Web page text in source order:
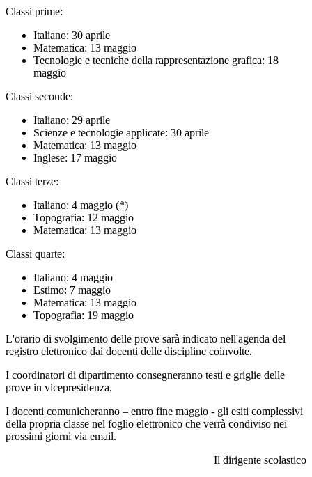
Classi prime:
Italiano: 30 aprile
Matematica: 13 maggio
Tecnologie e tecniche della rappresentazione grafica: 18
maggio
Classi seconde:
Italiano: 29 aprile
Scienze e tecnologie applicate: 30 aprile
Matematica: 13 maggio
Inglese: 17 maggio
Classi terze:
Italiano: 4 maggio (*)
Topografia: 12 maggio
Matematica: 13 maggio
Classi quarte:
Italiano: 4 maggio
Estimo: 7 maggio
Matematica: 13 maggio
Topografia: 19 maggio
L'orario di svolgimento delle prove sarà indicato nell'agenda del
registro elettronico dai docenti delle discipline coinvolte.
I coordinatori di dipartimento consegneranno testi e griglie delle
prove in vicepresidenza.
I docenti comunicheranno – entro fine maggio - gli esiti complessivi
della propria classe nel foglio elettronico che verrà condiviso nei
prossimi giorni via email.
Il dirigente scolastico